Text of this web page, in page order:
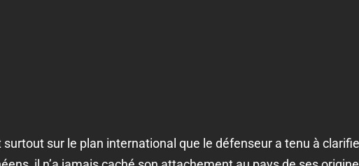
surtout sur le plan international que le défenseur a tenu à